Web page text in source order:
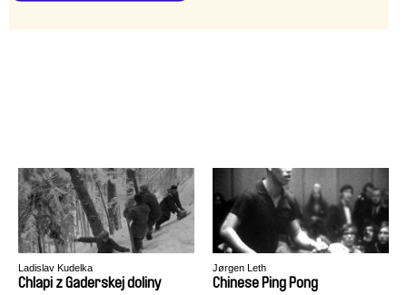
Ladislav Kudelka
Chlapi z Gaderskej doliny
Jørgen Leth
Chinese Ping Pong